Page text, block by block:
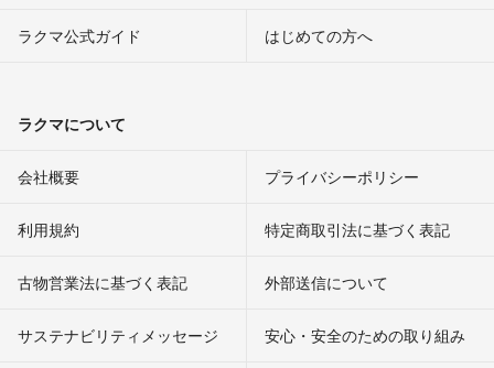
ラクマ公式ガイド はじめての方へ
ラクマについて
会社概要 プライバシーポリシー
利用規約 特定商取引法に基づく表記
古物営業法に基づく表記 外部送信について
サステナビリティメッセージ 安心・安全のための取り組み